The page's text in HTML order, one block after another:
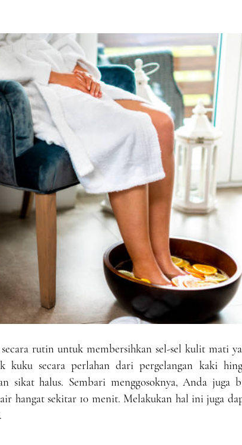
rutin untuk membersihkan sel-sel kulit mati
kuku secara perlahan dari pergelangan kaki
sikat halus. Sembari menggosoknya, Anda juga
hangat sekitar 10 menit. Melakukan hal ini juga